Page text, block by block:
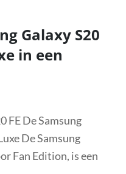
Galaxy S20
in een
FE De Samsung
De Samsung
Fan Edition, is een